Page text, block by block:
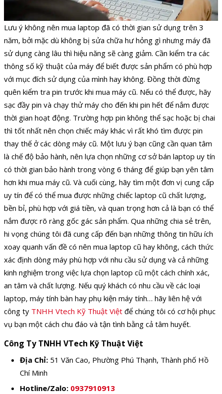
Lưu ý không nên mua laptop đã có thời gian sử dụng trên 3
năm, bởi mặc dù không bị sửa chữa hư hỏng gì nhưng máy đã
sử dụng càng lâu thì hiệu năng sẽ càng giảm. Cần kiểm tra các
thông số kỹ thuật của máy để biết được sản phẩm có phù hợp
với mục đích sử dụng của mình hay không. Đồng thời đừng
quên kiểm tra pin trước khi mua máy cũ. Nếu có thể được, hãy
sạc đầy pin và chạy thử máy cho đến khi pin hết để nắm được
thời gian hoạt động. Trường hợp pin không thể sạc hoặc bị chai
thì tốt nhất nên chọn chiếc máy khác vì rất khó tìm được pin
thay thế ở các dòng máy cũ. Một lưu ý bạn cũng cần quan tâm
là chế độ bảo hành, nên lựa chọn những cơ sở bán laptop uy tín
có thời gian bảo hành trong vòng 6 tháng để giúp bạn yên tâm
hơn khi mua máy cũ. Và cuối cùng, hãy tìm một đơn vị cung cấp
uy tín để có thể mua được những chiếc laptop cũ chất lượng,
bền bỉ, phù hợp với giá tiền, và quan trọng hơn cả là bạn có thể
nắm được rõ ràng gốc gác sản phẩm. Qua những chia sẻ trên,
hi vọng chúng tôi đã cung cấp đến bạn những thông tin hữu ích
xoay quanh vấn đề có nên mua laptop cũ hay không, cách thức
xác định dòng máy phù hợp với nhu cầu sử dụng và cả những
kinh nghiệm trong việc lựa chọn laptop cũ một cách chính xác,
an tâm và chất lượng. Nếu quý khách có nhu cầu về các loại
laptop, máy tính bàn hay phụ kiện máy tính… hãy liên hệ với
công ty TNHH Vtech Kỹ Thuật Việt để chúng tôi có cơ hội phục
vụ bạn một cách chu đáo và tận tình bằng cả tâm huyết.
Công Ty TNHH VTech Kỹ Thuật Việt
Địa Chỉ: 51 Văn Cao, Phường Phú Thạnh, Thành phố Hồ
Chí Minh
Hotline/Zalo: 0937910913